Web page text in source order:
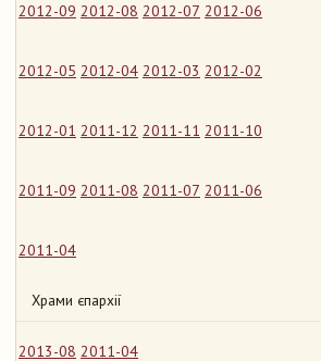
2012-09 2012-08 2012-07 2012-06
2012-05 2012-04 2012-03 2012-02
2012-01 2011-12 2011-11 2011-10
2011-09 2011-08 2011-07 2011-06
2011-04
Храми єпархії
2013-08 2011-04